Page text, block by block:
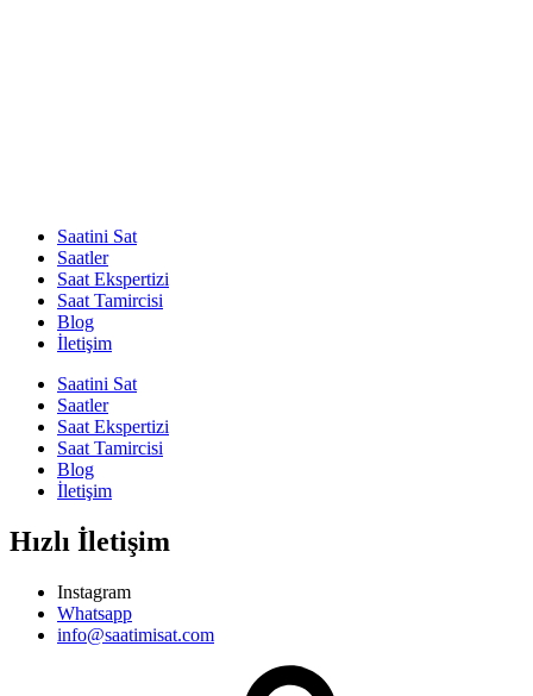
Saatini Sat
Saatler
Saat Ekspertizi
Saat Tamircisi
Blog
İletişim
Saatini Sat
Saatler
Saat Ekspertizi
Saat Tamircisi
Blog
İletişim
Hızlı İletişim
Instagram
Whatsapp
info@saatimisat.com